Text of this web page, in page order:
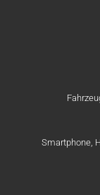
Smartphone,